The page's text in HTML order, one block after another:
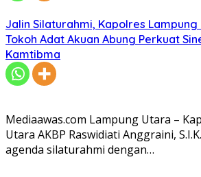
Jalin Silaturahmi, Kapolres Lampung
Tokoh Adat Akuan Abung Perkuat
Kamtibma
Mediaawas.com Lampung Utara –
Utara AKBP Raswidiati Anggraini,
agenda silaturahmi dengan…